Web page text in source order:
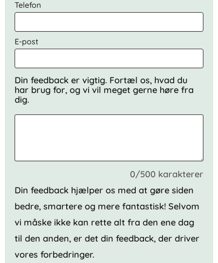
Telefon
E-post
Din feedback er vigtig. Fortæl os, hvad du
har brug for, og vi vil meget gerne høre fra
dig.
0/500 karakterer
Din feedback hjælper os med at gøre siden
bedre, smartere og mere fantastisk! Selvom
vi måske ikke kan rette alt fra den ene dag
til den anden, er det din feedback, der driver
vores forbedringer.